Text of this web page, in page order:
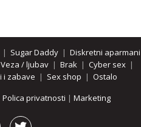
| Sugar Daddy| Diskretni aparmani
Veza / ljubav | Brak | Cyber sex |
i zabave | Sex shop | Ostalo
Polica privatnosti | Marketing